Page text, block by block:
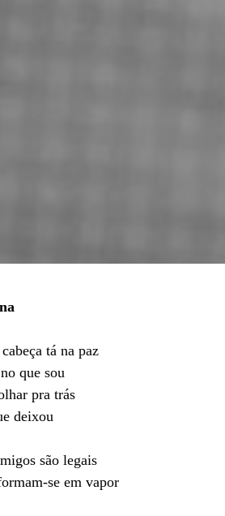
tá na paz
que sou
pra trás
deixou
são legais
se em vapor